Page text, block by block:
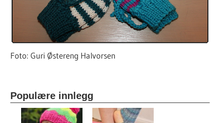
Foto: Guri Østereng Halvorsen
Populære innlegg